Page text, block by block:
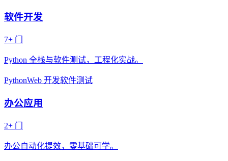
软件开发
7+ 门
Python 全栈与软件测试，工程化实战。
PythonWeb 开发软件测试
办公应用
2+ 门
办公自动化提效，零基础可学。